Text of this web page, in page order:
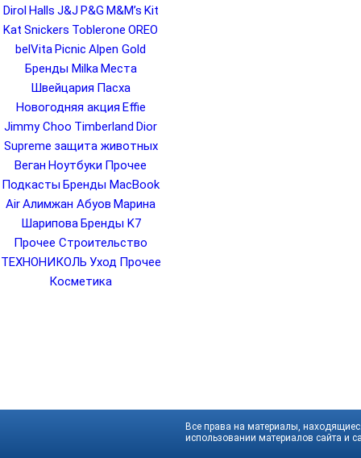
Dirol Halls J&J P&G M&M’s Kit
Kat Snickers Toblerone OREO
belVita Picnic Alpen Gold
Бренды Milka Места
Швейцария Пасха
Новогодняя акция Effie
Jimmy Choo Timberland Dior
Supreme защита животных
Веган Ноутбуки Прочее
Подкасты Бренды MacBook
AirАлимжан Абуов Марина
Шарипова Бренды K7
Прочее Строительство
ТЕХНОНИКОЛЬ Уход Прочее
Косметика
Все права на материалы,
использовании материалов сайта и